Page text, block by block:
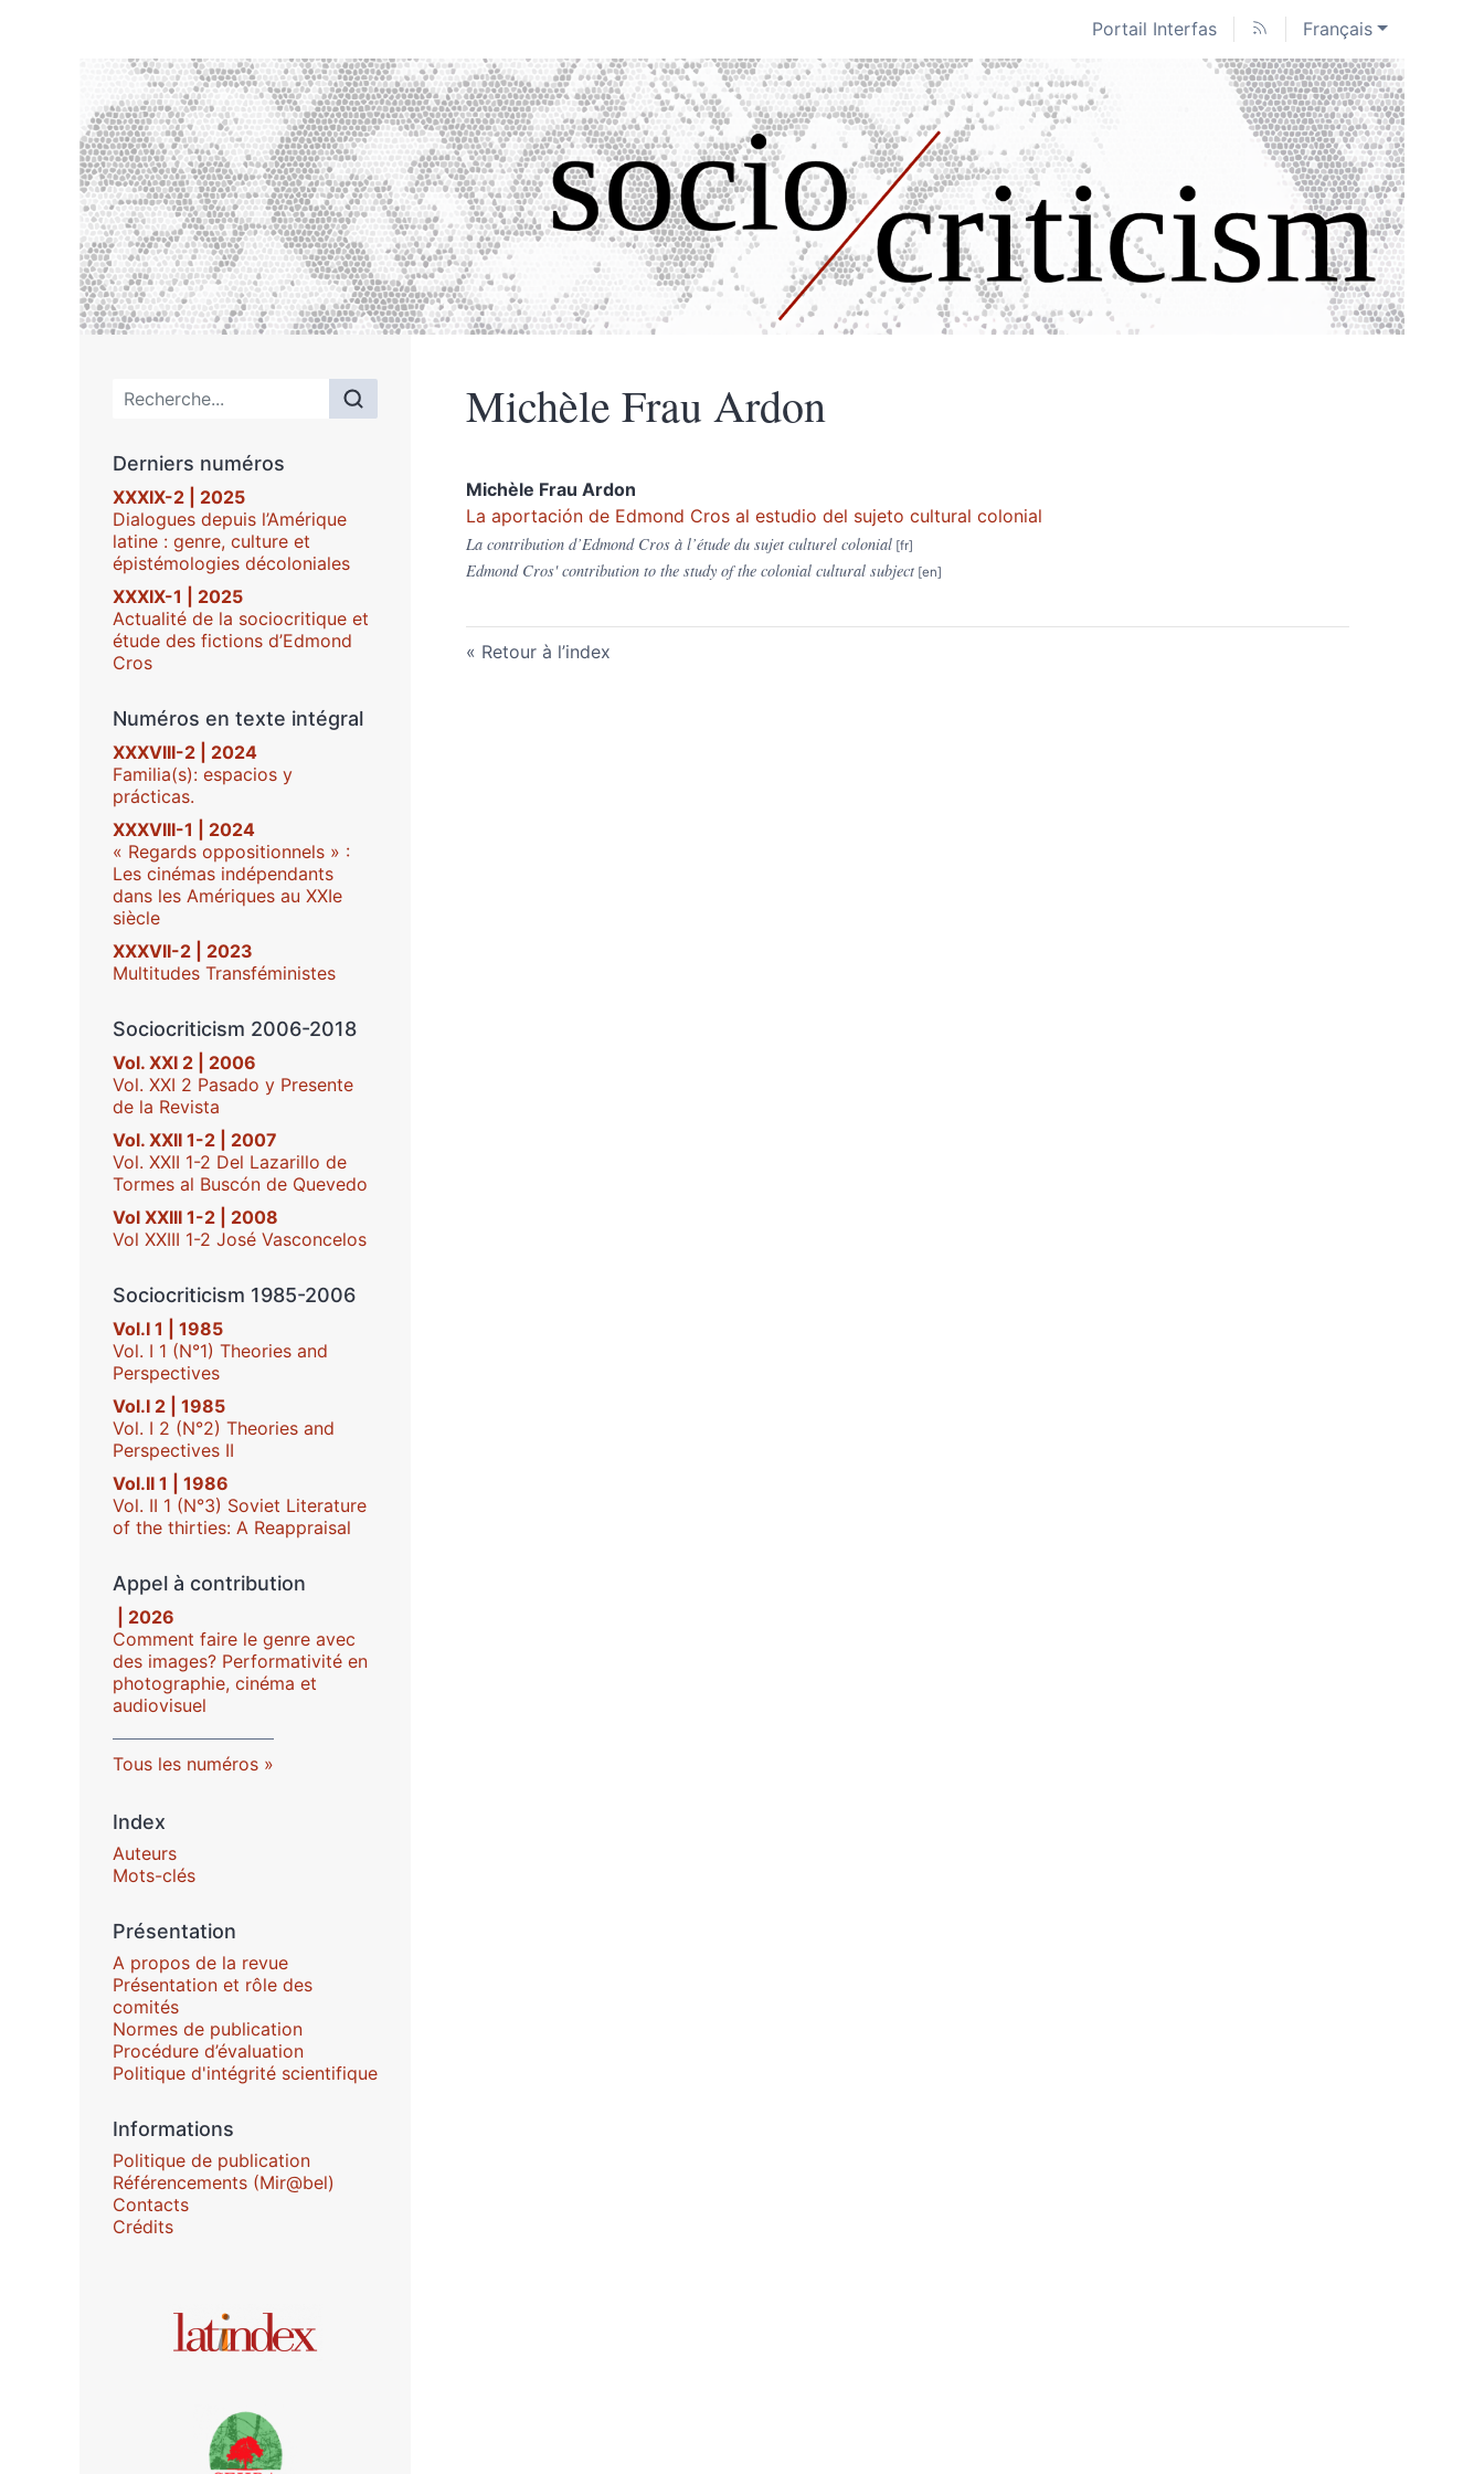
Portail Interfas Français
Menu principal
Derniers numéros
XXXIX-2 | 2025
Dialogues depuis l’Amérique
latine : genre, culture et
épistémologies décoloniales
XXXIX-1 | 2025
Actualité de la sociocritique et
étude des fictions d’Edmond
Cros
Numéros en texte intégral
XXXVIII-2 | 2024
Familia(s): espacios y
prácticas.
XXXVIII-1 | 2024
« Regards oppositionnels » :
Les cinémas indépendants
dans les Amériques au XXIe
siècle
XXXVII-2 | 2023
Multitudes Transféministes
Sociocriticism 2006-2018
Vol. XXI 2 | 2006
Vol. XXI 2 Pasado y Presente
de la Revista
Vol. XXII 1-2 | 2007
Vol. XXII 1-2 Del Lazarillo de
Tormes al Buscón de Quevedo
Vol XXIII 1-2 | 2008
Vol XXIII 1-2 José Vasconcelos
Sociocriticism 1985-2006
Vol.I 1 | 1985
Vol. I 1 (N°1) Theories and
Perspectives
Vol.I 2 | 1985
Vol. I 2 (N°2) Theories and
Perspectives II
Vol.II 1 | 1986
Vol. II 1 (N°3) Soviet Literature
of the thirties: A Reappraisal
Appel à contribution
| 2026
Comment faire le genre avec
des images? Performativité en
photographie, cinéma et
audiovisuel
Tous les numéros
Index
Auteurs
Mots-clés
Présentation
A propos de la revue
Présentation et rôle des
comités
Normes de publication
Procédure d’évaluation
Politique d'intégrité scientifique
Informations
Politique de publication
Référencements (Mir@bel)
Contacts
Crédits
Affiliations/partenaires
Michèle Frau Ardon
Michèle Frau Ardon
La aportaciόn de Edmond Cros al estudio del sujeto cultural colonial
La contribution d’Edmond Cros à l’étude du sujet culturel colonial
Edmond Cros' contribution to the study of the colonial cultural subject
Retour à l’index